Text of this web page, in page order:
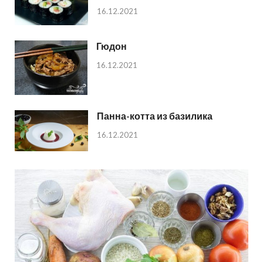
16.12.2021
Гюдон
16.12.2021
Панна-котта из базилика
16.12.2021